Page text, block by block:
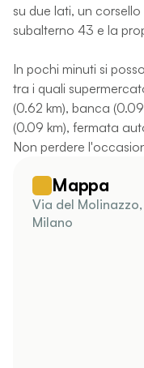
su due lati, un
subalterno 43 e la
In pochi minuti si
tra i quali
(0.62 km), banca
(0.09 km), fermata
Non perdere
Mappa
Via del
Milano